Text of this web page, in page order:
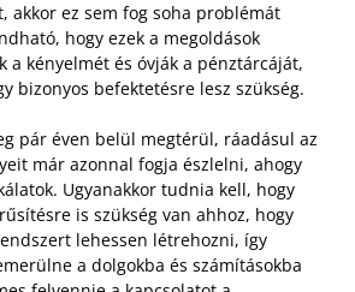
akkor ez sem fog soha problémát
hogy ezek a megoldások
a kényelmét és óvják a pénztárcáját,
bizonyos befektetésre lesz szükség.
pár éven belül megtérül, ráadásul az
már azonnal fogja észlelni, ahogy
Ugyanakkor tudnia kell, hogy
is szükség van ahhoz, hogy
lehessen létrehozni, így
a dolgokba és számításokba